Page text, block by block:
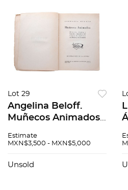
Lot 29
Angelina Beloff.
Muñecos Animados.
edición. 6 láminas a
firmado por la
Estimate
MXN$3,500 - MXN$5,000
Unsold